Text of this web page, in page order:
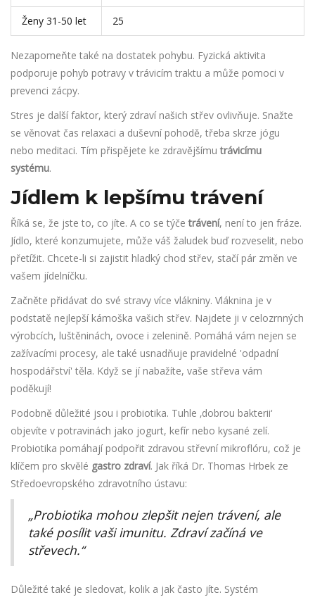
Ženy 31-50 let 25
Nezapomeňte také na dostatek pohybu. Fyzická aktivita
podporuje pohyb potravy v trávicím traktu a může pomoci v
prevenci zácpy.
Stres je další faktor, který zdraví našich střev ovlivňuje. Snažte
se věnovat čas relaxaci a duševní pohodě, třeba skrze jógu
nebo meditaci. Tím přispějete ke zdravějšímutrávicímu
systému.
Jídlem k lepšímu trávení
Říká se, že jste to, co jíte. A co se týčetrávení, není to jen fráze.
Jídlo, které konzumujete, může váš žaludek buď rozveselit, nebo
přetížit. Chcete-li si zajistit hladký chod střev, stačí pár změn ve
vašem jídelníčku.
Začněte přidávat do své stravy více vlákniny. Vláknina je v
podstatě nejlepší kámoška vašich střev. Najdete ji v celozrnných
výrobcích, luštěninách, ovoce i zelenině. Pomáhá vám nejen se
zažívacími procesy, ale také usnadňuje pravidelné 'odpadní
hospodářství' těla. Když se jí nabažíte, vaše střeva vám
poděkují!
Podobně důležité jsou i probiotika. Tuhle ‚dobrou bakterii‘
objevíte v potravinách jako jogurt, kefír nebo kysané zelí.
Probiotika pomáhají podpořit zdravou střevní mikroflóru, což je
klíčem pro skvělé gastro zdraví. Jak říká Dr. Thomas Hrbek ze
Středoevropského zdravotního ústavu:
„Probiotika mohou zlepšit nejen trávení, ale
také posílit vaši imunitu. Zdraví začíná ve
střevech.“
Důležité také je sledovat, kolik a jak často jíte. Systém